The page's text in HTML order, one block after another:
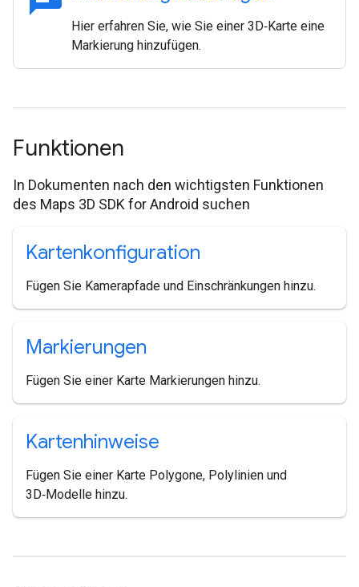
Hier erfahren Sie, wie Sie einer 3D‑Karte eine
Markierung hinzufügen.
Funktionen
In Dokumenten nach den wichtigsten Funktionen
des Maps 3D SDK for Android suchen
Kartenkonfiguration
Fügen Sie Kamerapfade und Einschränkungen hinzu.
Markierungen
Fügen Sie einer Karte Markierungen hinzu.
Kartenhinweise
Fügen Sie einer Karte Polygone, Polylinien und
3D‑Modelle hinzu.